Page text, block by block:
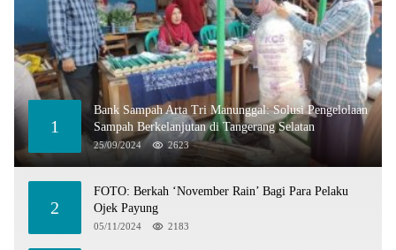
1
Bank Sampah Arta Tri Manunggal: Solusi Pengelolaan
Sampah Berkelanjutan di Tangerang Selatan
25/09/2024 2623
2
FOTO: Berkah ‘November Rain’ Bagi Para Pelaku
Ojek Payung
05/11/2024 2183